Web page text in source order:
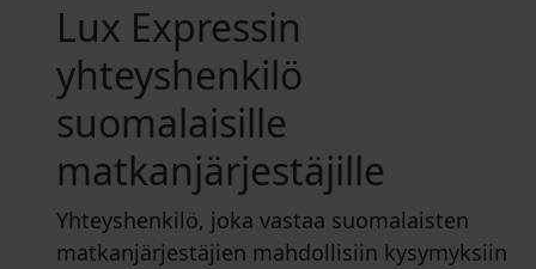
Lux Expressin
yhteyshenkilö
suomalaisille
matkanjärjestäjille
Yhteyshenkilö, joka vastaa suomalaisten
matkanjärjestäjien mahdollisiin kysymyksiin